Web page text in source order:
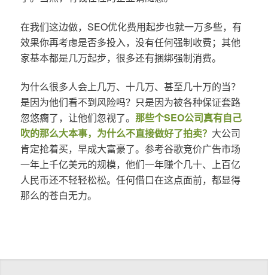
在我们这边做，SEO优化费用起步也就一万多些，有
效果你再考虑是否多投入，没有任何强制收费；其他
家基本都是几万起步，很多还有捆绑强制消费。
为什么很多人会上几万、十几万、甚至几十万的当？
是因为他们看不到风险吗？只是因为被各种保证套路
忽悠瘸了，让他们忽视了。 那些个SEO公司真有自己
吹的那么大本事，为什么不直接做好了拍卖？ 大公司
肯定抢着买，早成大富豪了。参考谷歌竞价广告市场
一年上千亿美元的规模，他们一年赚个几十、上百亿
人民币还不轻轻松松。任何借口在这点面前，都显得
那么的苍白无力。